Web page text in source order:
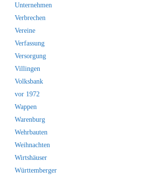
Unternehmen
Verbrechen
Vereine
Verfassung
Versorgung
Villingen
Volksbank
vor 1972
Wappen
Warenburg
Wehrbauten
Weihnachten
Wirtshäuser
Württemberger